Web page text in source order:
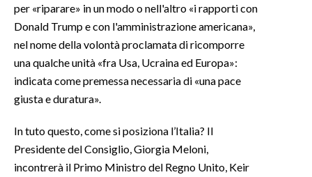
per «riparare» in un modo o nell'altro «i rapporti con
Donald Trump e con l'amministrazione americana»,
nel nome della volontà proclamata di ricomporre
una qualche unità «fra Usa, Ucraina ed Europa»:
indicata come premessa necessaria di «una pace
giusta e duratura».
In tuto questo, come si posiziona l’Italia? Il
Presidente del Consiglio, Giorgia Meloni,
incontrerà il Primo Ministro del Regno Unito, Keir